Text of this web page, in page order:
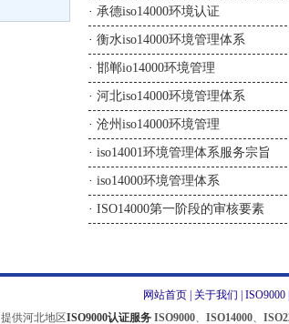
· 承德iso14000环境认证
· 衡水iso14000环境管理体系
· 邯郸io14000环境管理
· 河北iso14000环境管理体系
· 沧州iso14000环境管理
· iso14001环境管理体系服务宗旨
· iso14000环境管理体系
· ISO14000第一阶段的审核要素
网站首页| 关于我们 ISO9000|
提供河北地区ISO9000认证服务 ISO9000、 ISO14000、